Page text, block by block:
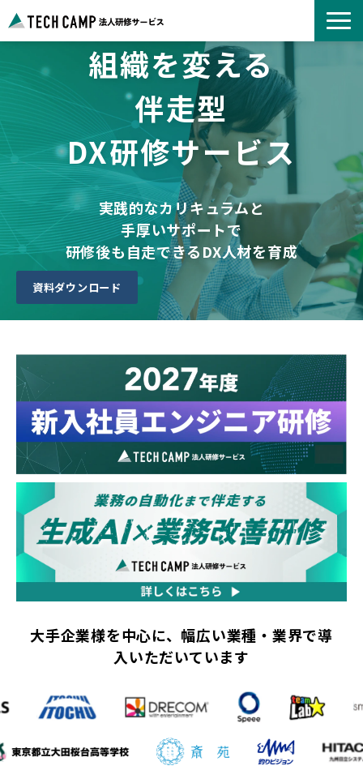
よくあるご質問
お知らせ
事例紹介一覧
コース一覧
選ばれる理由
パートナー募集
組織を変える
伴走型
DX研修サービス
実践的なカリキュラムと
手厚いサポートで
研修後も自走できるDX人材を育成
資料ダウンロード
大手企業様を中心に、幅広い業種・業界で導
入いただいています